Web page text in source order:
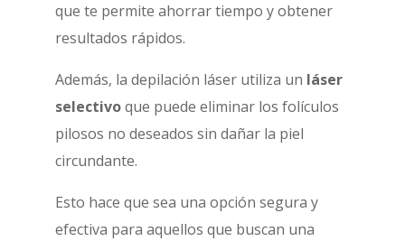
que te permite ahorrar tiempo y obtener
resultados rápidos.
Además, la depilación láser utiliza un láser
selectivoque puede eliminar los folículos
pilosos no deseados sin dañar la piel
circundante.
Esto hace que sea una opción segura y
efectiva para aquellos que buscan una